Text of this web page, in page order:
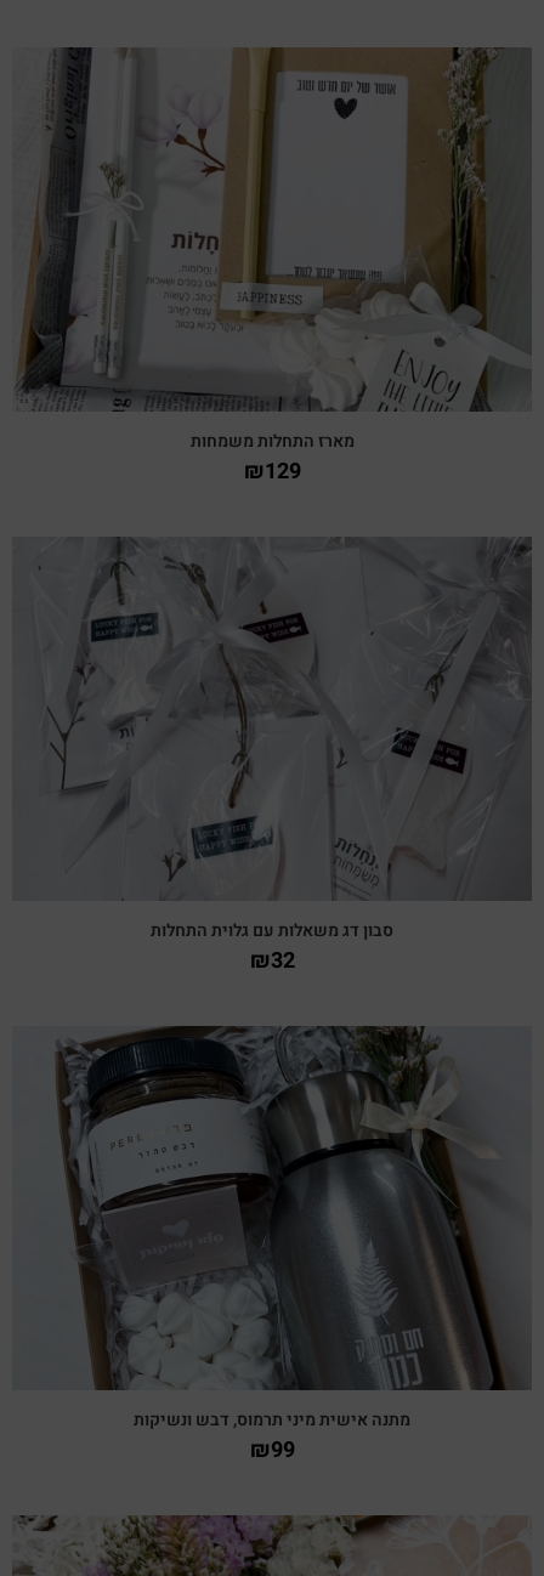
צפייה מהירה
מארז התחלות משמחות
₪129
צפייה מהירה
סבון דג משאלות עם גלוית התחלות
₪32
צפייה מהירה
מתנה אישית מיני תרמוס, דבש ונשיקות
₪99